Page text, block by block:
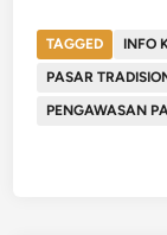
TAGGED INFO
PASAR
PENGAWASAN